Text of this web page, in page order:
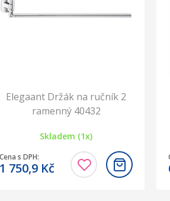
Elegaant Držák na ručník 2
ramenný 40432
Skladem (1x)
Cena s DPH:
1 750,9 Kč